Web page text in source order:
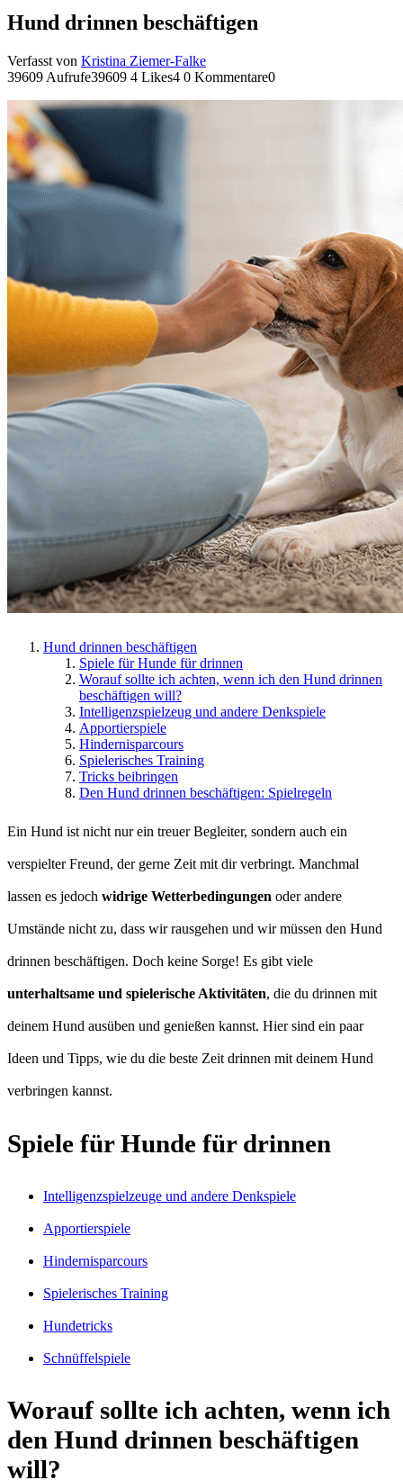
Hund drinnen beschäftigen
Verfasst von Kristina Ziemer-Falke
39609 Aufrufe39609 4 Likes4 0 Kommentare0
Hund drinnen beschäftigen
Spiele für Hunde für drinnen
Worauf sollte ich achten, wenn ich den Hund drinnen
beschäftigen will?
Intelligenzspielzeug und andere Denkspiele
Apportierspiele
Hindernisparcours
Spielerisches Training
Tricks beibringen
Den Hund drinnen beschäftigen: Spielregeln
Ein Hund ist nicht nur ein treuer Begleiter, sondern auch ein
verspielter Freund, der gerne Zeit mit dir verbringt. Manchmal
lassen es jedoch widrige Wetterbedingungen oder andere
Umstände nicht zu, dass wir rausgehen und wir müssen den Hund
drinnen beschäftigen. Doch keine Sorge! Es gibt viele
unterhaltsame und spielerische Aktivitäten, die du drinnen mit
deinem Hund ausüben und genießen kannst. Hier sind ein paar
Ideen und Tipps, wie du die beste Zeit drinnen mit deinem Hund
verbringen kannst.
Spiele für Hunde für drinnen
Intelligenzspielzeuge und andere Denkspiele
Apportierspiele
Hindernisparcours
Spielerisches Training
Hundetricks
Schnüffelspiele
Worauf sollte ich achten, wenn ich
den Hund drinnen beschäftigen
will?